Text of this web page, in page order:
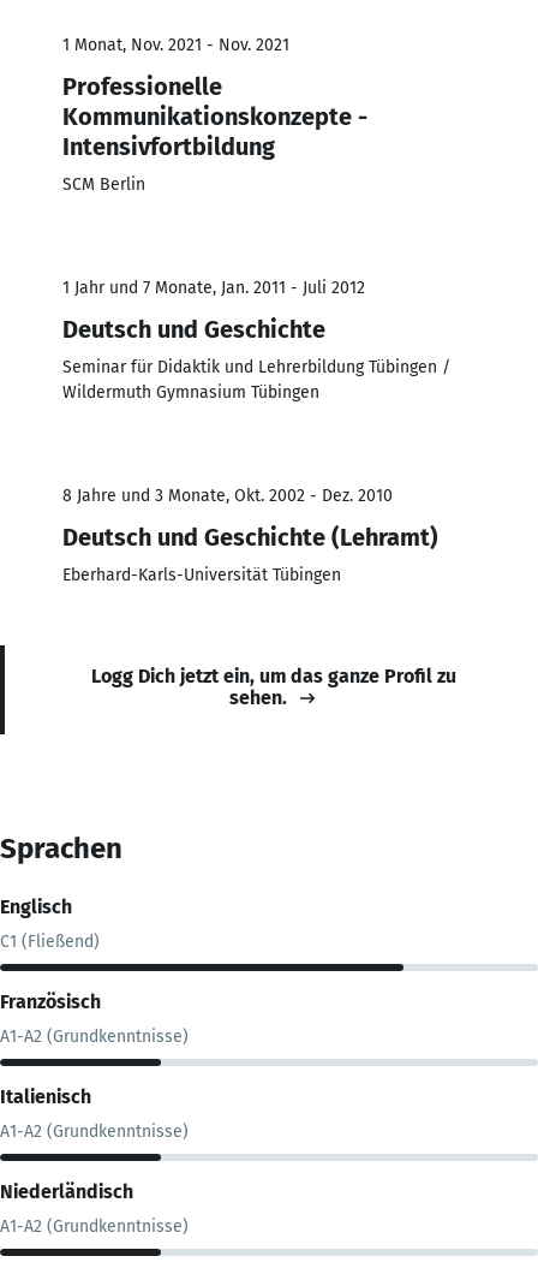
1 Monat, Nov. 2021 - Nov. 2021
Professionelle
Kommunikationskonzepte -
Intensivfortbildung
SCM Berlin
1 Jahr und 7 Monate, Jan. 2011 - Juli 2012
Deutsch und Geschichte
Seminar für Didaktik und Lehrerbildung Tübingen /
Wildermuth Gymnasium Tübingen
8 Jahre und 3 Monate, Okt. 2002 - Dez. 2010
Deutsch und Geschichte (Lehramt)
Eberhard-Karls-Universität Tübingen
Logg Dich jetzt ein, um das ganze Profil zu
sehen.
Sprachen
Englisch
C1 (Fließend)
Französisch
A1-A2 (Grundkenntnisse)
Italienisch
A1-A2 (Grundkenntnisse)
Niederländisch
A1-A2 (Grundkenntnisse)